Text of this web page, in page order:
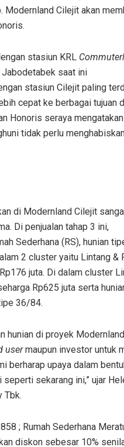
Cilejit akan
stasiun KRL
Jabodetabek saat ini
stasiun Cilejit paling
cepat ke berbagai tujuan
Honoris seraya mengatakan
tidak perlu
di Modernland Cilejit
Di penjualan tahap 3 ini,
Sederhana (RS), hunian
2 cluster yaitu Lintang &
juta. Di dalam cluster
Rp625 juta serta
36/84.
hunian di proyek
usermaupun investor untuk
berharap upaya dalam
sekarang ini,” ujar
Tbk.
; Rumah Sederhana
diskon sebesar 10%